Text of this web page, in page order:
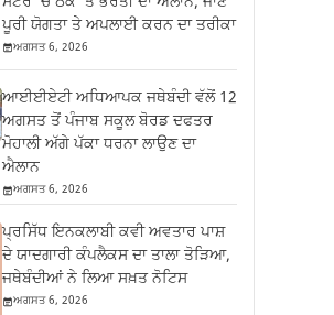
ਪੂਰੀ ਯੋਗਤਾ ਤੇ ਅਪਲਾਈ ਕਰਨ ਦਾ ਤਰੀਕਾ
ਅਗਸਤ 6, 2026
ਆਈਈਏਟੀ ਅਧਿਆਪਕ ਜਥੇਬੰਦੀ ਵੱਲੋਂ 12
ਅਗਸਤ ਤੋਂ ਪੰਜਾਬ ਸਕੂਲ ਬੋਰਡ ਦਫਤਰ
ਮੋਹਾਲੀ ਅੱਗੇ ਪੱਕਾ ਧਰਨਾ ਲਾਉਣ ਦਾ
ਐਲਾਨ
ਅਗਸਤ 6, 2026
ਪ੍ਰਸਿੱਧ ਇਨਕਲਾਬੀ ਕਵੀ ਅਵਤਾਰ ਪਾਸ਼
ਦੇ ਯਾਦਗਾਰੀ ਕੰਪਲੈਕਸ ਦਾ ਤਾਲਾ ਤੋੜਿਆ,
ਜਥੇਬੰਦੀਆਂ ਨੇ ਲਿਆ ਸਖ਼ਤ ਨੋਟਿਸ
ਅਗਸਤ 6, 2026